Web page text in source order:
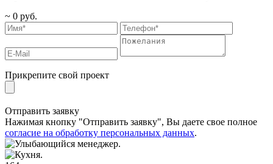
~ 0 руб.
Прикрепите свой проект
Отправить заявку
Нажимая кнопку "Отправить заявку", Вы даете свое полное
согласие на обработку персональных данных.